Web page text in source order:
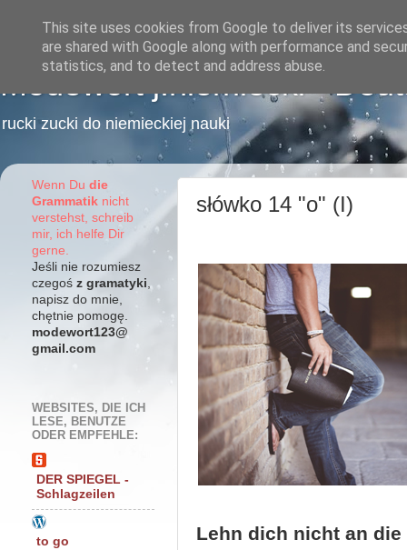
Modewort j.niemiecki -
rucki zucki do niemieckiej nauki
słówko 14 "o" (I)
Lehn dich nicht an die
Wenn Du die
Grammatik nicht
verstehst, schreib
mir, ich helfe Dir
gerne.
Jeśli nie rozumiesz
czegoś z gramatyki
napisz do mnie,
chętnie pomogę.
modewort123@
gmail.com
WEBSITES, DIE ICH
LESE, BENUTZE
ODER EMPFEHLE:
DER SPIEGEL -
Schlagzeilen
to go
This site uses cookies from Google to deliver its
are shared with Google along with performance and
statistics, and to detect and address abuse.